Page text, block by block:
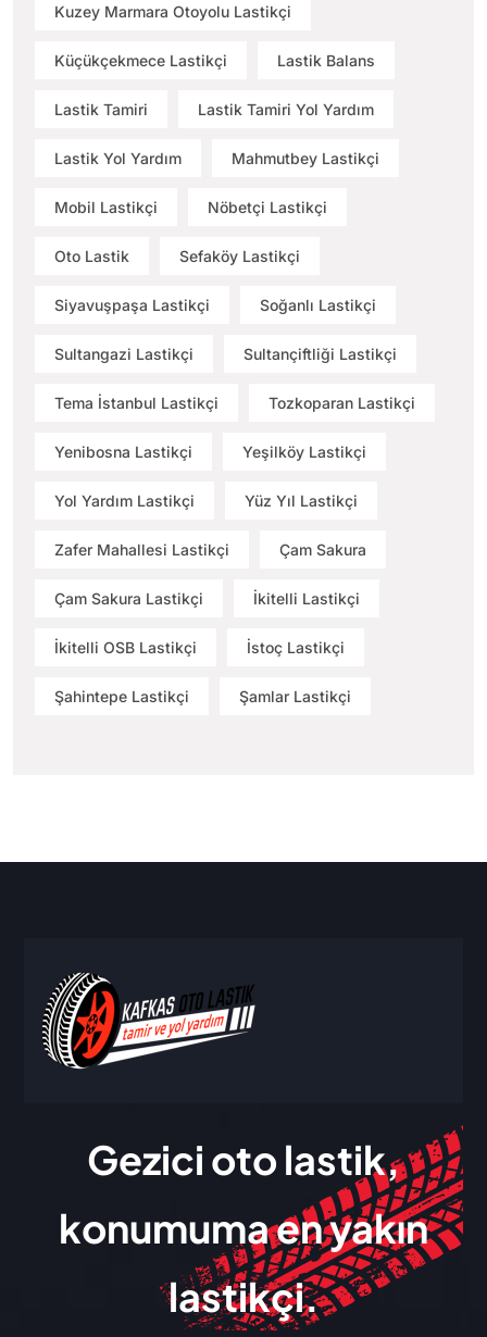
Kuzey Marmara Otoyolu Lastikçi
Küçükçekmece Lastikçi Lastik Balans
Lastik Tamiri Lastik Tamiri Yol Yardım
Lastik Yol Yardım Mahmutbey Lastikçi
Mobil Lastikçi Nöbetçi Lastikçi
Oto Lastik Sefaköy Lastikçi
Siyavuşpaşa Lastikçi Soğanlı Lastikçi
Sultangazi Lastikçi Sultançiftliği Lastikçi
Tema İstanbul Lastikçi Tozkoparan Lastikçi
Yenibosna Lastikçi Yeşilköy Lastikçi
Yol Yardım Lastikçi Yüz Yıl Lastikçi
Zafer Mahallesi Lastikçi Çam Sakura
Çam Sakura Lastikçi İkitelli Lastikçi
İkitelli OSB Lastikçi İstoç Lastikçi
Şahintepe Lastikçi Şamlar Lastikçi
Gezici oto lastik,
konumuma en yakın
lastikçi.